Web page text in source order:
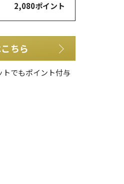
2,080ポイント
ちら
でもポイント付与